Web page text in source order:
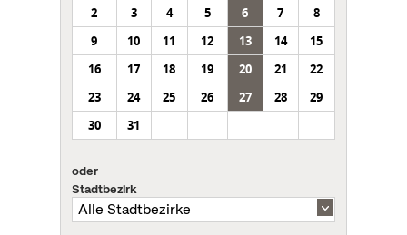
2
3 4 5 6 7
8
9
10 11 12 13 14
15
16
17 18 19 20 21
22
23
24 25 26 27 28
29
30
31
oder
Stadtbezirk